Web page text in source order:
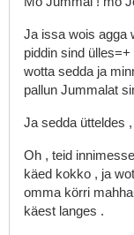
Ja issa wois agga
piddin sind ülles=+
wotta sedda ja
pallun Jummalat
Ja sedda ütteldes ,
Oh , teid
käed kokko , ja
omma körri
käest langes .